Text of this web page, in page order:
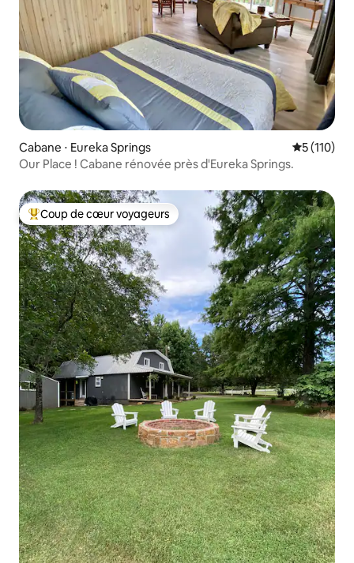
Cabane ⋅ Eureka Springs Évaluation
5 (110)
Our Place ! Cabane rénovée près d'Eureka Springs.
Coups de cœur voyageurs les plus appréciés
Coup de cœur voyageurs